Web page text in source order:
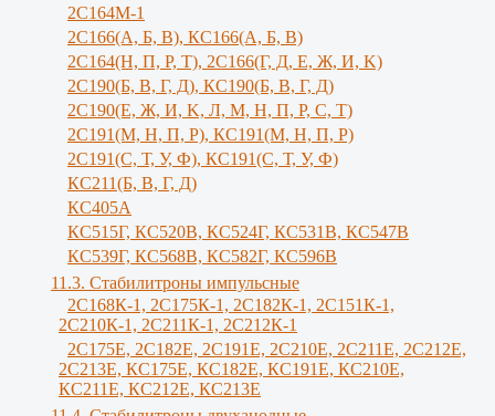
2С164М-1
2С166(А, Б, В), КС166(А, Б, В)
2С164(Н, П, Р, Т), 2С166(Г, Д, Е, Ж, И, K)
2С190(Б, В, Г, Д), КС190(Б, В, Г, Д)
2С190(Е, Ж, И, K, Л, М, Н, П, Р, С, Т)
2С191(М, Н, П, Р), КС191(М, Н, П, Р)
2С191(С, Т, У, Ф), КС191(С, Т, У, Ф)
КС211(Б, В, Г, Д)
КС405А
КС515Г, КС520В, КС524Г, КС531В, КС547В
КС539Г, КС568В, КС582Г, КС596В
11.3. Стабилитроны импульсные
2С168К-1, 2С175К-1, 2С182К-1, 2С151К-1,
2С210К-1, 2С211К-1, 2С212К-1
2С175Е, 2С182Е, 2С191Е, 2С210Е, 2С211Е, 2С212Е,
2С213Е, КС175Е, КС182Е, КС191Е, КС210Е,
КС211Е, КС212Е, КС213Е